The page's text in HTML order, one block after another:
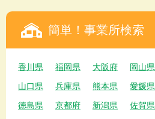
簡単！事業所検索
香川県 福岡県 大阪府 岡山県
山口県
兵庫県 熊本県 愛媛県
徳島県
京都府 新潟県 佐賀県